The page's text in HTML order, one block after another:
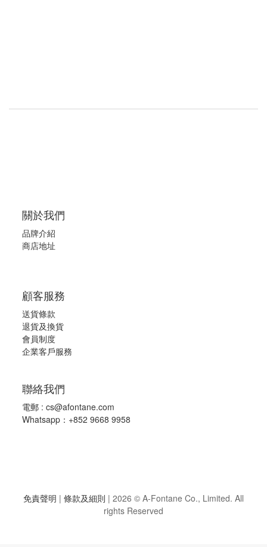
關於我們
品牌介紹
商店地址
顧客服務
送貨條款
退貨及換貨
會員制度
企業客戶服務
聯絡我們
電郵 : cs@afontane.com
Whatsapp：+852 9668 9958
免責聲明 | 條款及細則 | 2026 © A-Fontane Co., Limited. All
rights Reserved